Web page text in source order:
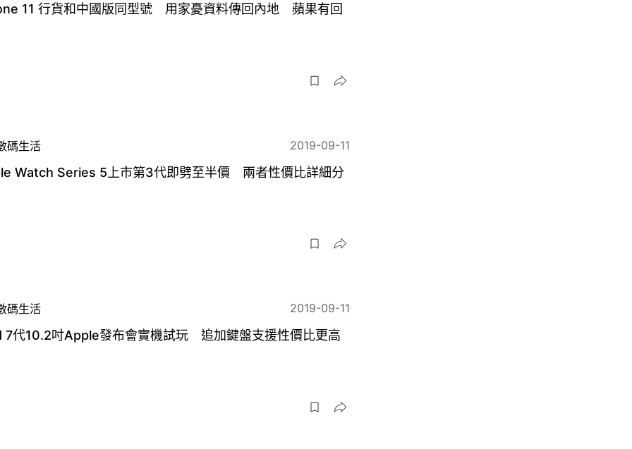
11 行貨和中國版同型號 用家憂資料傳回內地 蘋果有回
碼生活 2019-09-11
Watch Series 5上市第3代即劈至半價 兩者性價比詳細分
碼生活 2019-09-11
7代10.2吋Apple發布會實機試玩 追加鍵盤支援性價比更高